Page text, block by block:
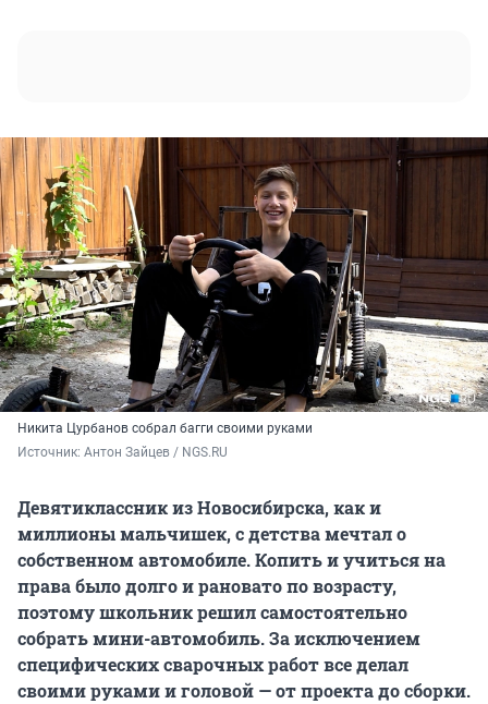
Никита Цурбанов собрал багги своими руками
Источник: Антон Зайцев / NGS.RU
Девятиклассник из Новосибирска, как и
миллионы мальчишек, с детства мечтал о
собственном автомобиле. Копить и учиться на
права было долго и рановато по возрасту,
поэтому школьник решил самостоятельно
собрать мини-автомобиль. За исключением
специфических сварочных работ все делал
своими руками и головой — от проекта до сборки.